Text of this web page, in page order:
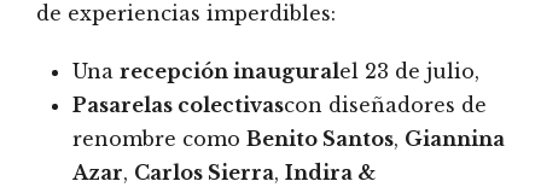
de experiencias imperdibles:
Una recepción inauguralel 23 de julio,
Pasarelas colectivascon diseñadores de
renombre como Benito Santos, Giannina
Azar, Carlos Sierra, Indira &